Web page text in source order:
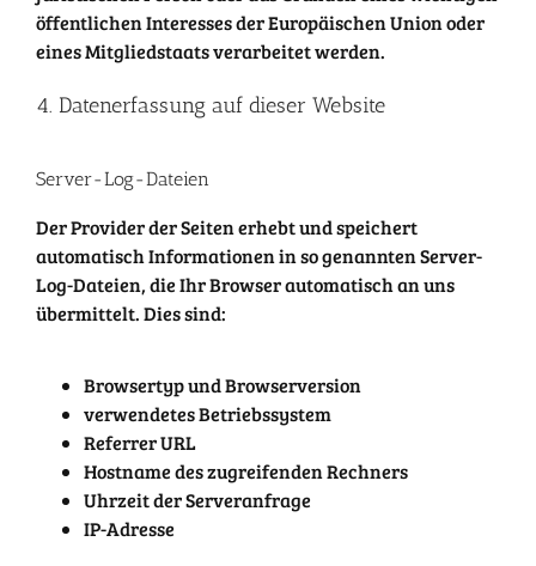
öffentlichen Interesses der Europäischen Union oder
eines Mitgliedstaats verarbeitet werden.
4. Datenerfassung auf dieser Website
Server-Log-Dateien
Der Provider der Seiten erhebt und speichert
automatisch Informationen in so genannten Server-
Log-Dateien, die Ihr Browser automatisch an uns
übermittelt. Dies sind:
Browsertyp und Browserversion
verwendetes Betriebssystem
Referrer URL
Hostname des zugreifenden Rechners
Uhrzeit der Serveranfrage
IP-Adresse